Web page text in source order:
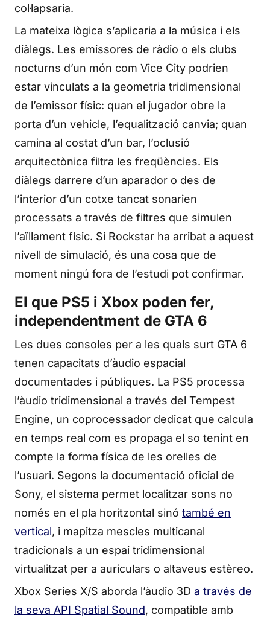
col·lapsaria.
La mateixa lògica s’aplicaria a la música i els
diàlegs. Les emissores de ràdio o els clubs
nocturns d’un món com Vice City podrien
estar vinculats a la geometria tridimensional
de l’emissor físic: quan el jugador obre la
porta d’un vehicle, l’equalització canvia; quan
camina al costat d’un bar, l’oclusió
arquitectònica filtra les freqüències. Els
diàlegs darrere d’un aparador o des de
l’interior d’un cotxe tancat sonarien
processats a través de filtres que simulen
l’aïllament físic. Si Rockstar ha arribat a aquest
nivell de simulació, és una cosa que de
moment ningú fora de l’estudi pot confirmar.
El que PS5 i Xbox poden fer,
independentment de GTA 6
Les dues consoles per a les quals surt GTA 6
tenen capacitats d’àudio espacial
documentades i públiques. La PS5 processa
l’àudio tridimensional a través del Tempest
Engine, un coprocessador dedicat que calcula
en temps real com es propaga el so tenint en
compte la forma física de les orelles de
l’usuari. Segons la documentació oficial de
Sony, el sistema permet localitzar sons no
només en el pla horitzontal sinó també en
vertical, i mapitza mescles multicanal
tradicionals a un espai tridimensional
virtualitzat per a auriculars o altaveus estèreo.
Xbox Series X/S aborda l’àudio 3D a través de
la seva API Spatial Sound, compatible amb